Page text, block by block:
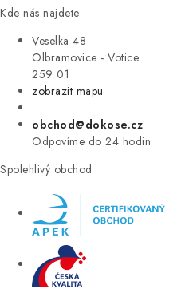
Kde nás najdete
Veselka 48
Olbramovice - Votice
259 01
zobrazit mapu
obchod@dokose.cz
Odpovíme do 24 hodin
Spolehlivý obchod
ÚKLID
VÝPRODEJ
ZNAČKY
Úvod Kontakt Blog
Moje objednávka